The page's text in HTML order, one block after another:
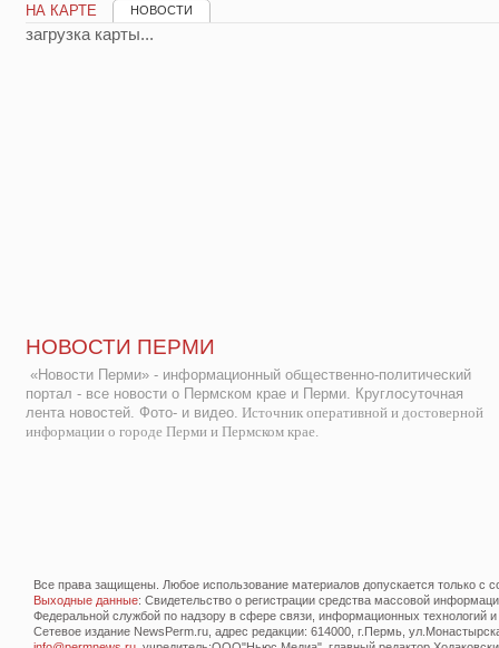
НА КАРТЕ НОВОСТИ
загрузка карты...
НОВОСТИ ПЕРМИ
«Новости Перми» - информационный общественно-политический
портал - все новости о Пермском крае и Перми. Круглосуточная
лента новостей. Фото- и видео. Источник оперативной и достоверной
информации о городе Перми и Пермском крае.
Все права защищены. Любое использование материалов допускается только с
Выходные данные: Свидетельство о регистрации средства массовой
Федеральной службой по надзору в сфере связи, информационных технологий
Сетевое издание NewsPerm.ru, адрес редакции: 614000, г.Пермь,